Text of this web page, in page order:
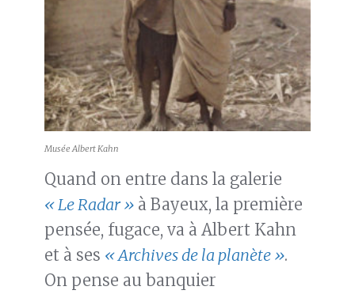
Musée Albert Kahn
Quand on entre dans la galerie
« Le Radar » à Bayeux, la première
pensée, fugace, va à Albert Kahn
et à ses « Archives de la planète ».
On pense au banquier